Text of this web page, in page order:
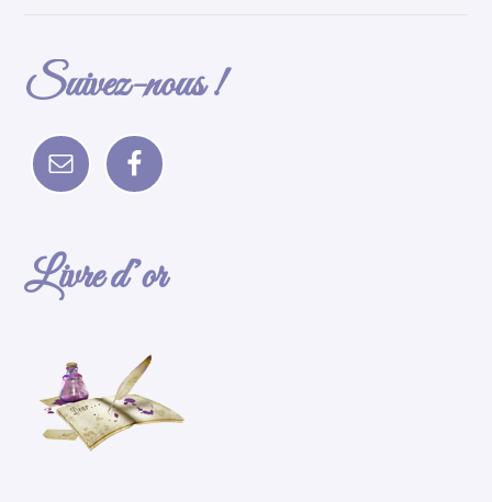
Suivez-nous !
Livre d’or